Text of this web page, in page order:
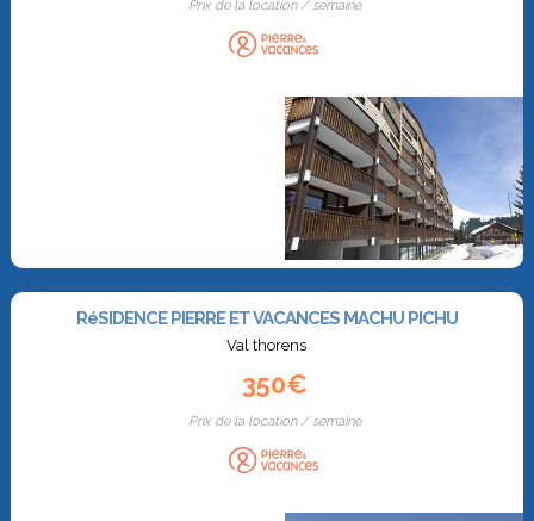
Prix de la location / semaine
RéSIDENCE PIERRE ET VACANCES MACHU PICHU
Val thorens
350€
Prix de la location / semaine